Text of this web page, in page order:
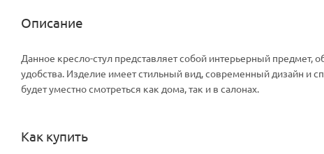
Описание
Данное кресло-стул представляет собой интерьерный
удобства. Изделие имеет стильный вид, современный дизайн и
будет уместно смотреться как дома, так и в салонах.
Как купить